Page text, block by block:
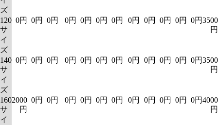
ズ
120
サ
イ
ズ
0円 0円 0円 0円 0円 0円 0円 0円 0円 0円 0円 0円3500
円
140
サ
イ
ズ
0円 0円 0円 0円 0円 0円 0円 0円 0円 0円 0円 0円3500
円
160
サ
イ
2000
円
0円 0円 0円 0円 0円 0円 0円 0円 0円 0円 0円4000
円